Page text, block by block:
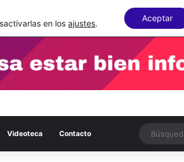
Videoteca Contacto
en losajustes.
Aceptar